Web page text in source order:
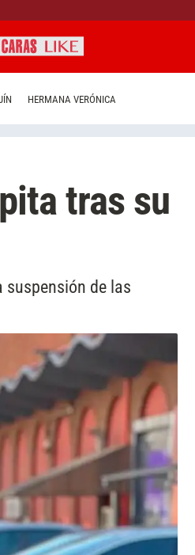
HERMANA VERÓNICA
tras su
de las